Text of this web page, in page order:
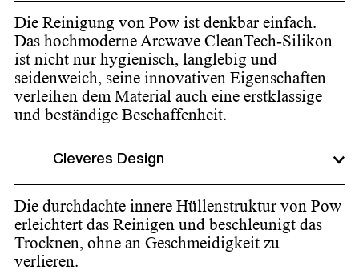
Die Reinigung von Pow ist denkbar einfach.
Das hochmoderne Arcwave CleanTech-Silikon
ist nicht nur hygienisch, langlebig und
seidenweich, seine innovativen Eigenschaften
verleihen dem Material auch eine erstklassige
und beständige Beschaffenheit.
Cleveres Design
Die durchdachte innere Hüllenstruktur von Pow
erleichtert das Reinigen und beschleunigt das
Trocknen, ohne an Geschmeidigkeit zu
verlieren.